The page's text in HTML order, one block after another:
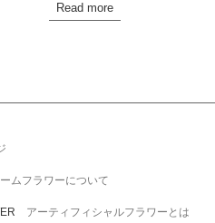
Read more
ムフラワーについて
アーティフィシャルフラワーとは